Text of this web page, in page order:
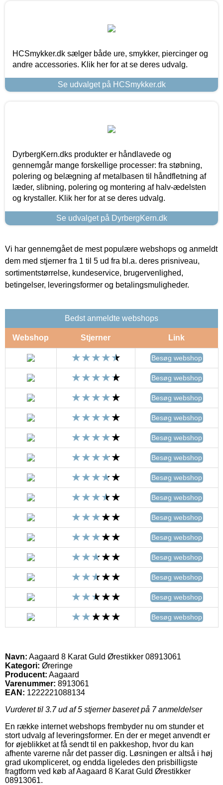
HCSmykker.dk sælger både ure, smykker, piercinger og
andre accessories. Klik her for at se deres udvalg.
Se udvalget på HCSmykker.dk
DyrbergKern.dks produkter er håndlavede og
gennemgår mange forskellige processer: fra støbning,
polering og belægning af metalbasen til håndfletning af
læder, slibning, polering og montering af halv-ædelsten
og krystaller. Klik her for at se deres udvalg.
Se udvalget på DyrbergKern.dk
Vi har gennemgået de mest populære webshops og anmeldt
dem med stjerner fra 1 til 5 ud fra bl.a. deres prisniveau,
sortimentstørrelse, kundeservice, brugervenlighed,
betingelser, leveringsformer og betalingsmuligheder.
Bedst anmeldte webshops
Webshop Stjerner Link
Besøg webshop
Besøg webshop
Besøg webshop
Besøg webshop
Besøg webshop
Besøg webshop
Besøg webshop
Besøg webshop
Besøg webshop
Besøg webshop
Besøg webshop
Besøg webshop
Besøg webshop
Besøg webshop
Navn: Aagaard 8 Karat Guld Ørestikker 08913061
Kategori: Øreringe
Producent: Aagaard
Varenummer: 8913061
EAN: 1222221088134
Vurderet til 3.7ud af 5 stjerner baseret på 7anmeldelser
En række internet webshops frembyder nu om stunder et
stort udvalg af leveringsformer. En der er meget anvendt er
for øjeblikket at få sendt til en pakkeshop, hvor du kan
afhente varerne når det passer dig. Løsningen er altså i høj
grad ukompliceret, og endda ligeledes den prisbilligste
fragtform ved køb af Aagaard 8 Karat Guld Ørestikker
08913061.